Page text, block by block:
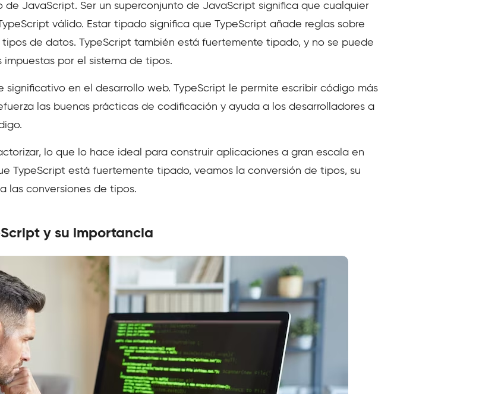
JavaScript. Ser un superconjunto de JavaScript significa que cualquier
válido. Estar tipado significa que TypeScript añade reglas sobre
de datos. TypeScript también está fuertemente tipado, y no se puede
por el sistema de tipos.
significativo en el desarrollo web. TypeScript le permite escribir código más
las buenas prácticas de codificación y ayuda a los desarrolladores a
lo que lo hace ideal para construir aplicaciones a gran escala en
TypeScript está fuertemente tipado, veamos la conversión de tipos, su
las conversiones de tipos.
y su importancia